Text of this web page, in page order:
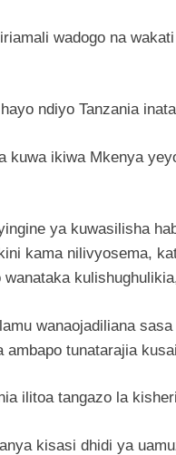
wadogo na
ndiyo Tanzania
kuwa ikiwa Mkenya
ya kuwasilisha
kama nilivyosema,
wanaojadiliana
ambapo tunatarajia
ilitoa tangazo la
kisasi dhidi ya